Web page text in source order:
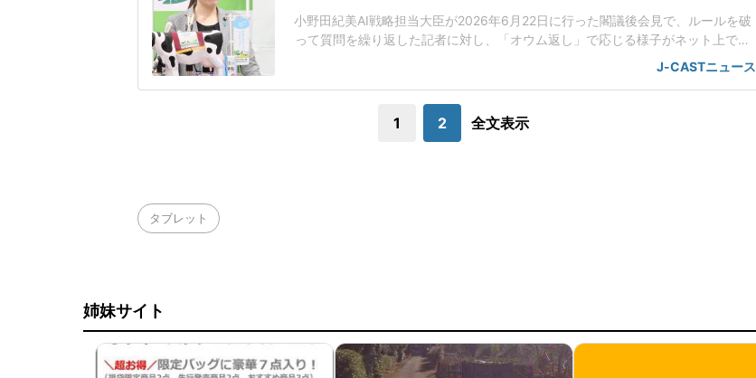
小野田紀美AI戦略担当大臣が2026年6月22日に行った閣議後会見で、ルールを破
って質問を繰り返した記者に対し、「オウム返し」で応じる様子がネット上で話
題となっている。人工知能基本計画の改定素案めぐり応酬小野田氏は会見で、人
工知能基本計画の改定素案を決定したことを報告した。話題を集めているのは、
日に公開した「新しいスパコ
J-CASTニュース
1 2 全文表示
タブレット
姉妹サイト